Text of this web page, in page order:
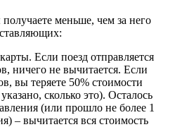
меньше, чем за него
Если поезд отправляется
ничего не вычитается. Если
вы теряете 50% стоимости
сколько это). Осталось
(или прошло не более 1
– вычитается вся стоимость